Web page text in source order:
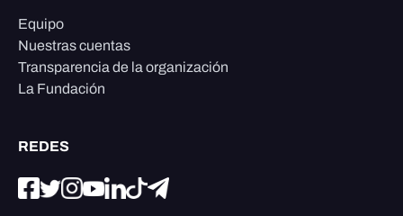
Equipo
Nuestras cuentas
Transparencia de la organización
La Fundación
REDES